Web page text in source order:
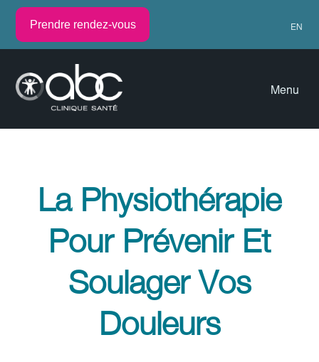
Prendre rendez-vous EN
Menu
La Physiothérapie
Pour Prévenir Et
Soulager Vos
Douleurs